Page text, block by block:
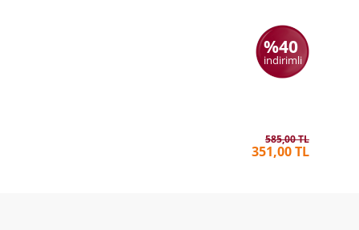
%40
indirimli
585,00 TL
351,00 TL